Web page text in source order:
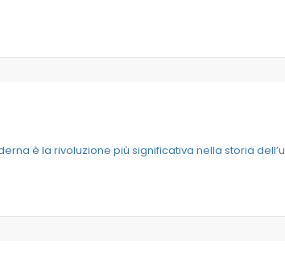
è la rivoluzione più significativa nella storia